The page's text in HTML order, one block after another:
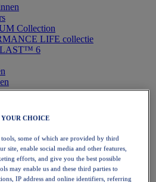
Collection
LIFE collectie
6
CHOICE
tools, some of which are provided by third
site, enable social media and other features,
efforts, and give you the best possible
may enable us and these third parties to
IP address and online identifiers, referring